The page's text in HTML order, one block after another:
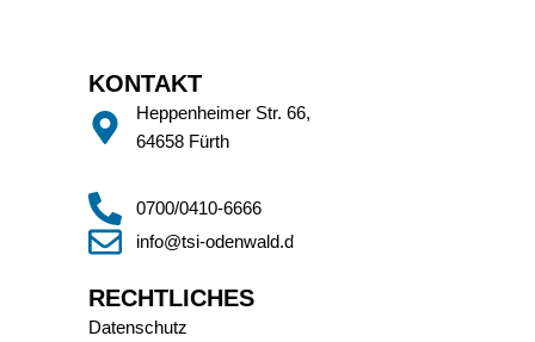
KONTAKT
Heppenheimer Str. 66,
64658 Fürth
0700/0410-6666
info@tsi-odenwald.de
RECHTLICHES
Datenschutz